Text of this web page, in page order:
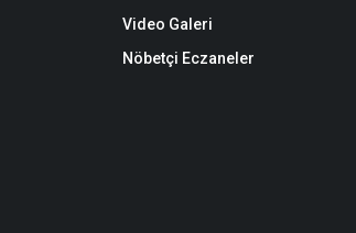
Video Galeri
Nöbetçi Eczaneler